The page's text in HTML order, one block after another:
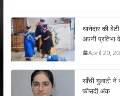
at
s
A
p
p
e
b
o
o
er e
dI
l
थानेदार की
अपनी
April 20,
साँची गुलाटी
फीसदी अंक